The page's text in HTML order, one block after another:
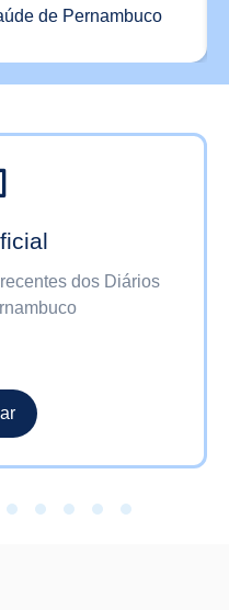
de Pernambuco
dos Diários